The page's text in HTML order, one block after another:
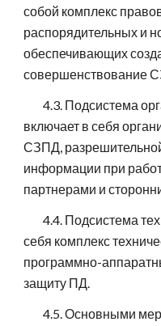
собой комплекс
распорядительных и
обеспечивающих
совершенствование
4.3. Подсистема
включает в себя
СЗПД,
информации при
партнерами и
4.4. Подсистема
себя комплекс
программно-
защиту ПД.
4.5. Основными